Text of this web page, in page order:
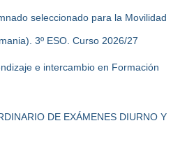
seleccionado para la Movilidad
3º ESO. Curso 2026/27
e intercambio en Formación
DE EXÁMENES DIURNO Y